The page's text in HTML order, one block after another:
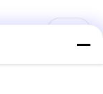
Plakalı